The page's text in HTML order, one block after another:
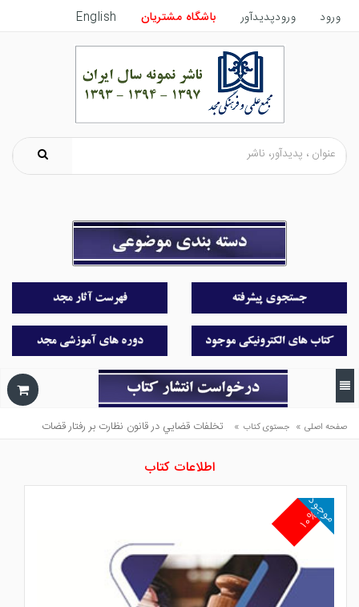
ورود ورودپدیدآور باشگاه مشتریان English
صفحه اصلی » جستوی کتاب » تخلفات قضايي در قانون نظارت بر رفتار قضات
اطلاعات کتاب
۱۰%
موجود